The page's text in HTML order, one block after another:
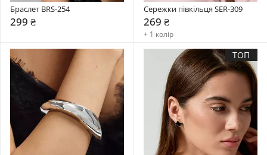
Браслет BRS-254
299 ₴
Сережки півкільця SER-309
269 ₴
+ 1 колір
ТОП